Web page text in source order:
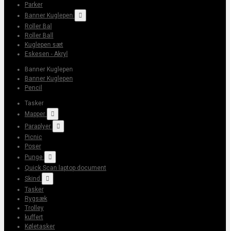
Parker
Banner Kuglepen

Roller Bal
Roller Ball
Kuglepen sæt
Eskesen - Akryl
Banner Kuglepen
Banner Kuglepen
Pencil
Tasker
Mapper

Paraplyer

Picnic
Poser
Punge

Quick Scan laptop document
Skind

Tasker
Rygsæk
Trolley
kuffert
Køletasker